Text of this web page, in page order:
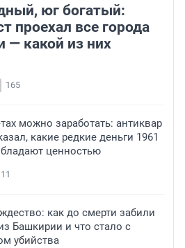
юг богатый:
проехал все города
— какой из них
165
можно заработать: антиквар
какие редкие деньги 1961
ценностью
11
как до смерти забили
Башкирии и что стало с
убийства